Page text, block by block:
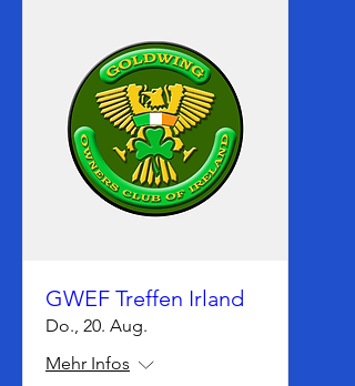
GWEF Treffen Irland
Do., 20. Aug.
Mehr Infos